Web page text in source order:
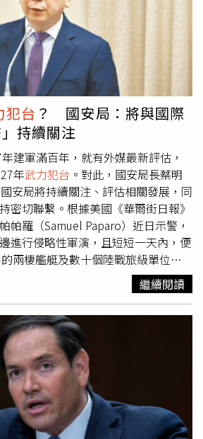
種想法，台灣就不會有「避戰」的決
爾的說法非常值得台灣人思考。何志
說法讓他認為，前總統馬英九到中國
。畢竟，若兩岸都不進行民間交流，
就會像北韓。何志勇直言，陸委會對
常奇怪，尤其陸委會批評「一中各
是迎合中共，但回顧「一中各表」，
；「九二共識」則是學者蘇起在陸委
是台灣創造出來的，馬前總統到大陸
呼應中共的政治主張？
並未作出公開回應。歐陽娜娜520曝
國籍假訊息風波未正面回應。（圖／
道「周憶清」這個帳號於16日發布影
取消國籍、終生不得入境」，甚至捏
一省、將隨解放軍再回來」等煽動性
平台快速擴散，引發大量討論。不過
，強調依《兩岸人民關係條例》，若
治宣傳、鼓吹武力犯台 ，最多僅能依
並無註銷國籍或終身禁入境的規
核中心（TFC）於20日進一步出面闢
播不實資訊，帳號頭像還涉嫌盜用韓
強調，影片未引用任何官方來源，也
虛構假訊息。TFC提醒民眾提高警
避免遭受假消息誤導。除此之外，目
核機制，將依法針對配合對岸進行統
罰將視調查結果而定。政府也重申，
續透過查證與澄清機制維護社會穩
斷訊息來源，拒絕假新聞。歐陽娜娜
台灣省」，陸委會要查「是否和中共
翻攝自微博）
犯台 ？ 國安局：將與國際
持續關注
建軍滿百年，就有外媒最新評估，
年武力犯台 。對此，國安局長蔡明
安局將持續關注、評估相關發展，同
密切聯繫。根據美國《華爾街日報》
帕羅（Samuel Paparo）近日示警，
進行侵略性軍演，且短短一天內，便
兩棲艦艇及數十個陸戰旅級單位，
」，而是台海開戰前的排練。外媒也
年以武力侵犯台灣，屆時台灣的
爭取足夠時間，以等待美軍援助到
表示，針對中國2027恐侵台，國安
關發展，同時也會跟國際友盟保持密
，掌握台海即時狀況，必要時會做出
情勢升高。蔡明彥指出，中共不斷進
海穩定帶來衝擊，更是對印太區域安
為何台海情勢會受到國際友盟關注的
繼續閱讀